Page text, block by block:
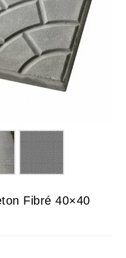
Fibré 40×40